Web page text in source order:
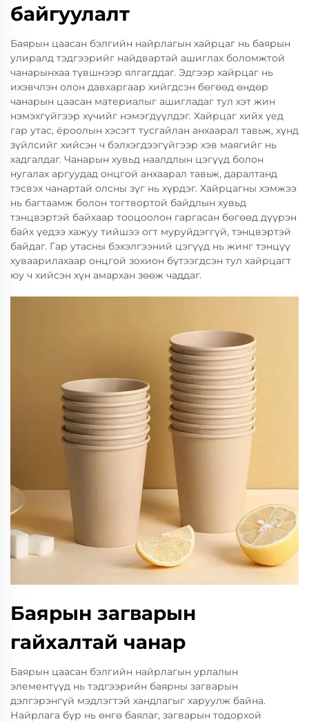
байгуулалт
Баярын цаасан бэлгийн найрлагын хайрцаг нь баярын
улиралд тэдгээрийг найдвартай ашиглах боломжтой
чанарынхаа түвшнээр ялгагддаг. Эдгээр хайрцаг нь
ихэвчлэн олон давхаргаар хийгдсэн бөгөөд өндөр
чанарын цаасан материалыг ашигладаг тул хэт жин
нэмэхгүйгээр хүчийг нэмэгдүүлдэг. Хайрцаг хийх үед
гар утас, ёроолын хэсэгт тусгайлан анхаарал тавьж, хүнд
зүйлсийг хийсэн ч бэлхэгдээгүйгээр хэв маягийг нь
хадгалдаг. Чанарын хувьд наалдлын цэгүүд болон
нугалах аргуудад онцгой анхаарал тавьж, даралтанд
тэсвэх чанартай олсны зүг нь хүрдэг. Хайрцагны хэмжээ
нь багтаамж болон тогтвортой байдлын хувьд
тэнцвэртэй байхаар тооцоолон гаргасан бөгөөд дүүрэн
байх үедээ хажуу тийшээ огт муруйдэггүй, тэнцвэртэй
байдаг. Гар утасны бэхэлгээний цэгүүд нь жинг тэнцүү
хуваарилахаар онцгой зохион бүтээгдсэн тул хайрцагт
юу ч хийсэн хүн амархан зөөж чаддаг.
Баярын загварын
гайхалтай чанар
Баярын цаасан бэлгийн найрлагын урлалын
элементүүд нь тэдгээрийн баярны загварын
дэлгэрэнгүй мэдлэгтэй хандлагыг харуулж байна.
Найрлага бүр нь өнгө баялаг, загварын тодорхой